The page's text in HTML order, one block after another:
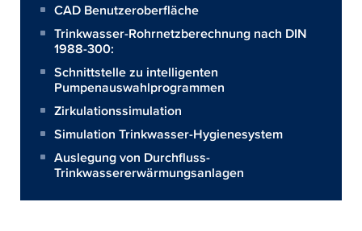
CAD Benutzeroberfläche
Trinkwasser-Rohrnetzberechnung nach DIN
1988-300:
Schnittstelle zu intelligenten
Pumpenauswahlprogrammen
Zirkulationssimulation
Simulation Trinkwasser-Hygienesystem
Auslegung von Durchfluss-
Trinkwassererwärmungsanlagen